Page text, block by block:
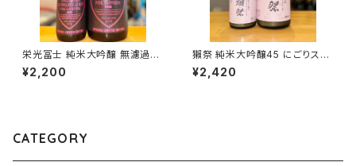
栄光冨士 純米大吟醸 無濾過生
原酒 CRIMSONGLORY PINK
SAPPHIRE 720ml １本（冨士
¥2,200
獺祭 純米大吟醸45 にごりスパ
ークリング 720ml１本（旭酒
造・山口県岩国市周東町）
¥2,420
CATEGORY